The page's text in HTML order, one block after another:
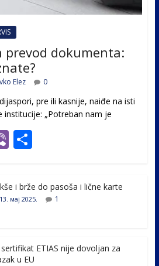
prevod dokumenta:
Elez 0
pre ili kasnije, naiđe na isti
institucije: „Potreban nam je
Vi
er
S
ar
e
i brže do pasoša i lične karte
13. мај 2025. 1
ETIAS nije dovoljan za
u EU